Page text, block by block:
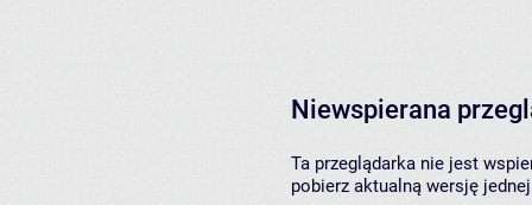
Niewspierana
Ta przeglądarka nie jest
pobierz aktualną wersję